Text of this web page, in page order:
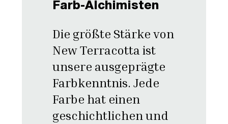
Farb-Alchimisten
Die größte Stärke von
New Terracotta ist
unsere ausgeprägte
Farbkenntnis. Jede
Farbe hat einen
geschichtlichen und